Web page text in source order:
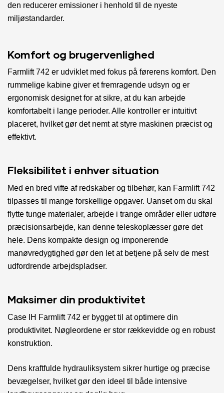
den reducerer emissioner i henhold til de nyeste
miljøstandarder.
Komfort og brugervenlighed
Farmlift 742 er udviklet med fokus på førerens komfort. Den
rummelige kabine giver et fremragende udsyn og er
ergonomisk designet for at sikre, at du kan arbejde
komfortabelt i lange perioder. Alle kontroller er intuitivt
placeret, hvilket gør det nemt at styre maskinen præcist og
effektivt.
Fleksibilitet i enhver situation
Med en bred vifte af redskaber og tilbehør, kan Farmlift 742
tilpasses til mange forskellige opgaver. Uanset om du skal
flytte tunge materialer, arbejde i trange områder eller udføre
præcisionsarbejde, kan denne teleskoplæsser gøre det
hele. Dens kompakte design og imponerende
manøvredygtighed gør den let at betjene på selv de mest
udfordrende arbejdspladser.
Maksimer din produktivitet
Case IH Farmlift 742 er bygget til at optimere din
produktivitet. Nøgleordene er stor rækkevidde og en robust
konstruktion.
Dens kraftfulde hydrauliksystem sikrer hurtige og præcise
bevægelser, hvilket gør den ideel til både intensive